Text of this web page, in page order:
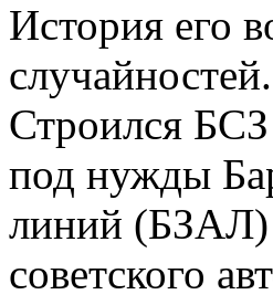
История его
случайностей.
Строился БСЗ
под нужды
линий (БЗАЛ)
советского